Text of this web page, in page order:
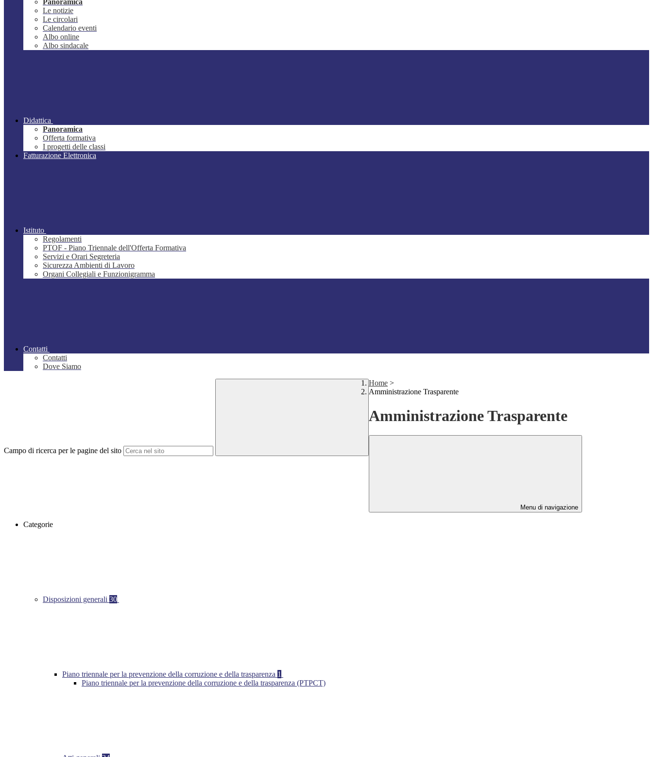
Panoramica
Le notizie
Le circolari
Calendario eventi
Albo online
Albo sindacale
Didattica
Panoramica
Offerta formativa
I progetti delle classi
Fatturazione Elettronica
Istituto
Regolamenti
PTOF - Piano Triennale dell'Offerta Formativa
Servizi e Orari Segreteria
Sicurezza Ambienti di Lavoro
Organi Collegiali e Funzionigramma
Contatti
Contatti
Dove Siamo
Campo di ricerca per le pagine del sito
Home >
Amministrazione Trasparente
Amministrazione Trasparente
Menu di navigazione
Categorie
Disposizioni generali 30
Piano triennale per la prevenzione della corruzione e della trasparenza 1
Piano triennale per la prevenzione della corruzione e della trasparenza (PTPCT)